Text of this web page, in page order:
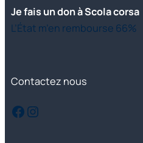
Je fais un don à Scola corsa
L’État m’en rembourse 66%
Contactez nous
Facebook Instagram